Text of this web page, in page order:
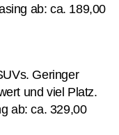
ab: ca. 189,00
Geringer
und viel Platz.
ab: ca. 329,00